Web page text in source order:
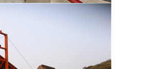
系列全磁永磁滚筒